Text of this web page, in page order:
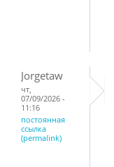
Jorgetaw
чт,
07/09/2026 -
11:16
постоянная
ссылка
(permalink)